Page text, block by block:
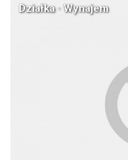
Działka · Wynajem